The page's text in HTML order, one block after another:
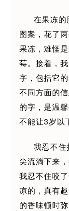
在果冻的
图案，花了
果冻，难怪
莓。接着，
字，包括它
不同方面的
的字，是温
不能让3岁以
我忍不
尖流淌下来
我忍不住咬
凉的，真有
的香味顿时